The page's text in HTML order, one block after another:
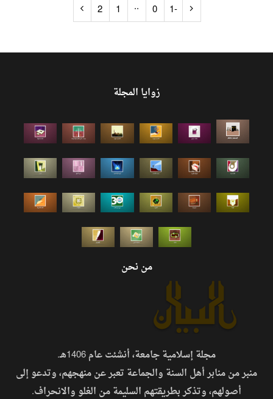
-1
0
..
1
2
زوايا المجلة
من نحن
مجلة إسلامية جامعة، أنشئت عام 1406هـ.
منبر من منابر أهل السنة والجماعة تعبر عن منهجهم، وتدعو إلى
أصولهم، وتذكر بطريقتهم السليمة من الغلو والانحراف.